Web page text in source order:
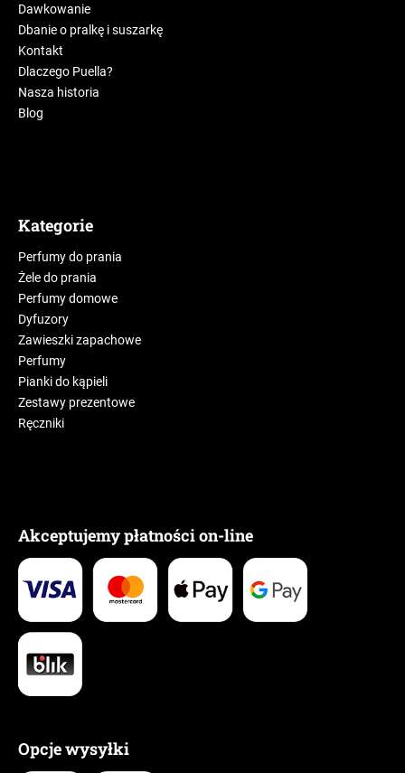
Dawkowanie
Dbanie o pralkę i suszarkę
Kontakt
Dlaczego Puella?
Nasza historia
Blog
Kategorie
Perfumy do prania
Żele do prania
Perfumy domowe
Dyfuzory
Zawieszki zapachowe
Perfumy
Pianki do kąpieli
Zestawy prezentowe
Ręczniki
Akceptujemy płatności on-line
Opcje wysyłki